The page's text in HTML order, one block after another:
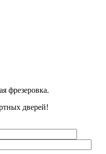
фрезеровка.
дверей!